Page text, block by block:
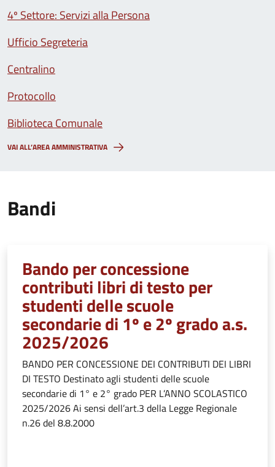
4º Settore: Servizi alla Persona
Ufficio Segreteria
Centralino
Protocollo
Biblioteca Comunale
VAI ALL’AREA AMMINISTRATIVA
Bandi
Bando per concessione
contributi libri di testo per
studenti delle scuole
secondarie di 1º e 2º grado a.s.
2025/2026
BANDO PER CONCESSIONE DEI CONTRIBUTI DEI LIBRI
DI TESTO Destinato agli studenti delle scuole
secondarie di 1° e 2° grado PER L’ANNO SCOLASTICO
2025/2026 Ai sensi dell’art.3 della Legge Regionale
n.26 del 8.8.2000